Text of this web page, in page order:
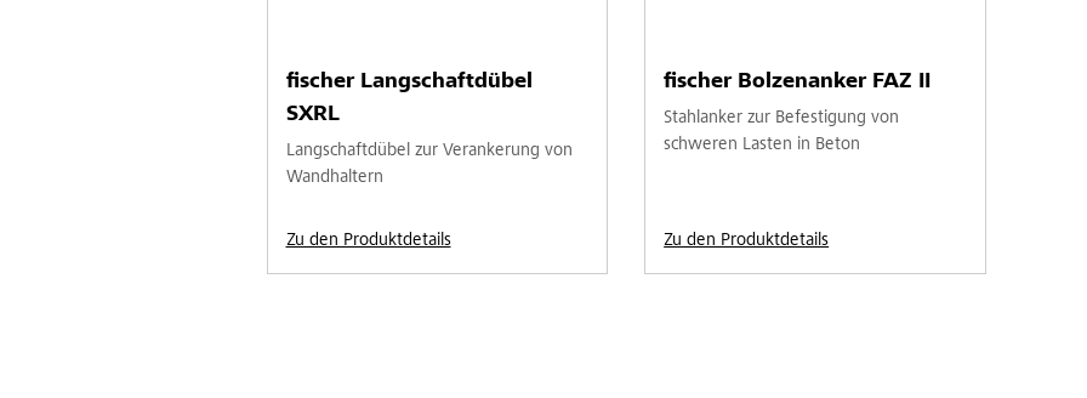
fischer Langschaftdübel
SXRL
Langschaftdübel zur Verankerung von
Wandhaltern
Zu den Produktdetails
fischer Bolzenanker FAZ II
Stahlanker zur Befestigung von
schweren Lasten in Beton
Zu den Produktdetails